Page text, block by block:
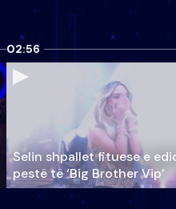
02:56
Selin shpallet fituese e
pestë të ‘Big Brother Vip’